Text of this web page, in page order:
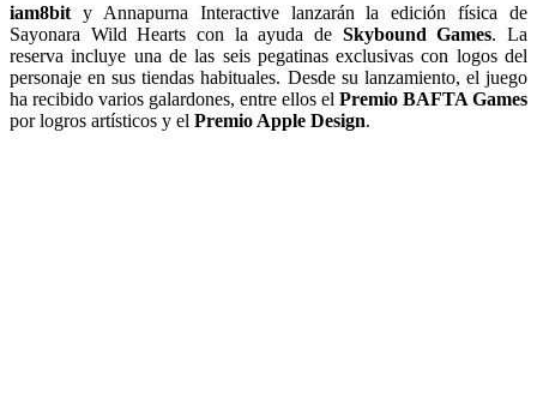
iam8bit y Annapurna Interactive lanzarán la edición física de
Sayonara Wild Hearts con la ayuda de Skybound Games. La
reserva incluye una de las seis pegatinas exclusivas con logos del
personaje en sus tiendas habituales. Desde su lanzamiento, el juego
ha recibido varios galardones, entre ellos el Premio BAFTA Games
por logros artísticos y el Premio Apple Design.